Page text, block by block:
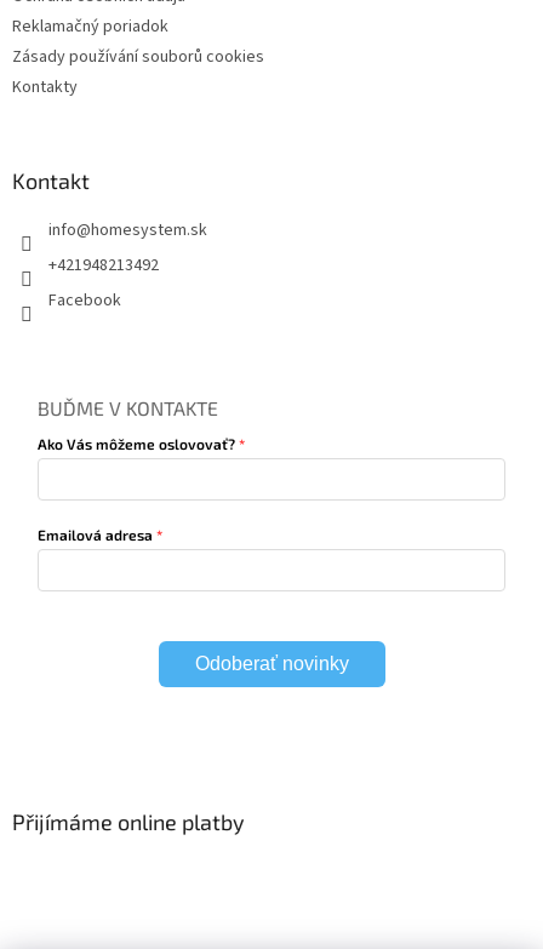
Reklamačný poriadok
Zásady používání souborů cookies
Kontakty
Kontakt
info@homesystem.sk
+421948213492
Facebook
BUĎME V KONTAKTE
Ako Vás môžeme oslovovať?
Emailová adresa
Odoberať novinky
Přijímáme online platby